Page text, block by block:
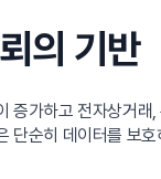
의 기반
가하고 전자상거
단순히 데이터를 보